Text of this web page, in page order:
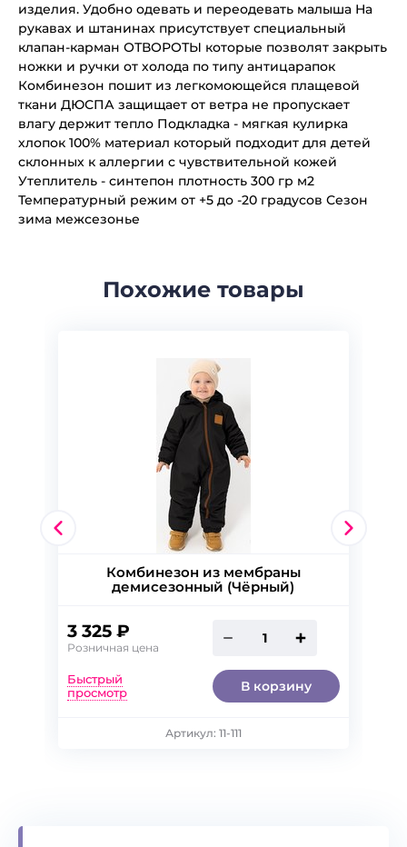
изделия. Удобно одевать и переодевать малыша На
рукавах и штанинах присутствует специальный
клапан-карман ОТВОРОТЫ которые позволят закрыть
ножки и ручки от холода по типу антицарапок
Комбинезон пошит из легкомоющейся плащевой
ткани ДЮСПА защищает от ветра не пропускает
влагу держит тепло Подкладка - мягкая кулирка
хлопок 100% материал который подходит для детей
склонных к аллергии с чувствительной кожей
Утеплитель - синтепон плотность 300 гр м2
Температурный режим от +5 до -20 градусов Сезон
зима межсезонье
Похожие товары
80
Комбинезон из мембраны
демисезонный (Чёрный)
3 325 ₽
Розничная цена
Быстрый
просмотр
В корзину
Артикул: 11-111